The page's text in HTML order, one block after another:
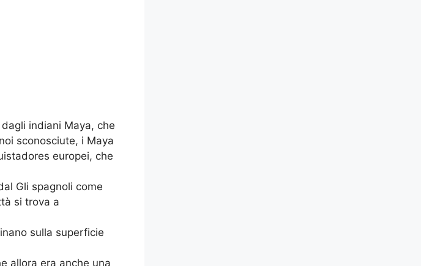
indiani Maya, che
sconosciute, i Maya
europei, che
Gli spagnoli come
si trova a
sulla superficie
allora era anche una